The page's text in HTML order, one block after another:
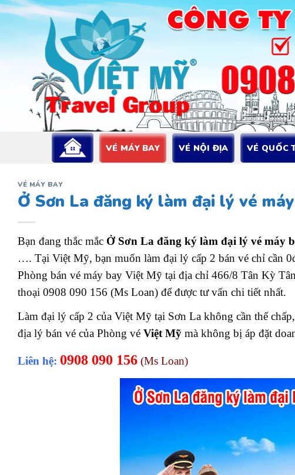
Bỏ
dung
VÉ MÁY BAY VÉ NỘI ĐỊA VÉ QUỐC
VÉ MÁY BAY
Ở Sơn La đăng ký làm đại lý vé
Bạn đang thắc mắc Ở Sơn La đăng ký làm đại lý vé máy
…. Tại Việt Mỹ, bạn muốn làm đại lý cấp 2 bán vé chỉ cần
Phòng bán vé máy bay Việt Mỹ tại địa chỉ 466/8 Tân Kỳ
thoại 0908 090 156 (Ms Loan) để được tư vấn chi tiết nhất.
Làm đại lý cấp 2 của Việt Mỹ tại Sơn La không cần thế
địa lý bán vé của Phòng vé Việt Mỹ mà không bị áp đặt
Liên hệ: 0908 090 156 (Ms Loan)